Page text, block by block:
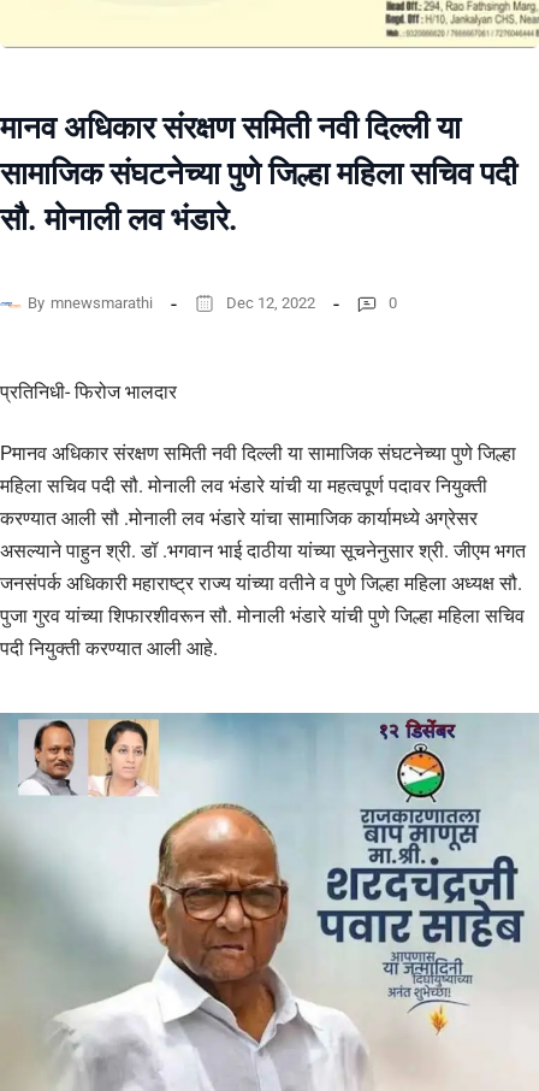
मानव अधिकार संरक्षण समिती नवी दिल्ली या
सामाजिक संघटनेच्या पुणे जिल्हा महिला सचिव पदी
सौ. मोनाली लव भंडारे.
By mnewsmarathi Dec 12, 2022 0
प्रतिनिधी- फिरोज भालदार
Pमानव अधिकार संरक्षण समिती नवी दिल्ली या सामाजिक संघटनेच्या पुणे जिल्हा
महिला सचिव पदी सौ. मोनाली लव भंडारे यांची या महत्वपूर्ण पदावर नियुक्ती
करण्यात आली सौ .मोनाली लव भंडारे यांचा सामाजिक कार्यामध्ये अग्रेसर
असल्याने पाहुन श्री. डॉ .भगवान भाई दाठीया यांच्या सूचनेनुसार श्री. जीएम भगत
जनसंपर्क अधिकारी महाराष्ट्र राज्य यांच्या वतीने व पुणे जिल्हा महिला अध्यक्ष सौ.
पुजा गुरव यांच्या शिफारशीवरून सौ. मोनाली भंडारे यांची पुणे जिल्हा महिला सचिव
पदी नियुक्ती करण्यात आली आहे.